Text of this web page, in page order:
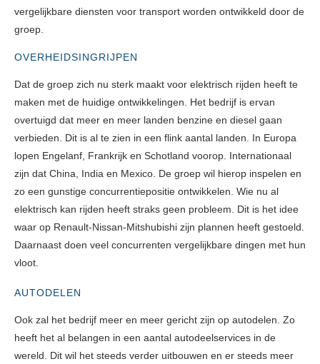
vergelijkbare diensten voor transport worden ontwikkeld door de
groep.
OVERHEIDSINGRIJPEN
Dat de groep zich nu sterk maakt voor elektrisch rijden heeft te
maken met de huidige ontwikkelingen. Het bedrijf is ervan
overtuigd dat meer en meer landen benzine en diesel gaan
verbieden. Dit is al te zien in een flink aantal landen. In Europa
lopen Engelanf, Frankrijk en Schotland voorop. Internationaal
zijn dat China, India en Mexico. De groep wil hierop inspelen en
zo een gunstige concurrentiepositie ontwikkelen. Wie nu al
elektrisch kan rijden heeft straks geen probleem. Dit is het idee
waar op Renault-Nissan-Mitshubishi zijn plannen heeft gestoeld.
Daarnaast doen veel concurrenten vergelijkbare dingen met hun
vloot.
AUTODELEN
Ook zal het bedrijf meer en meer gericht zijn op autodelen. Zo
heeft het al belangen in een aantal autodeelservices in de
wereld. Dit wil het steeds verder uitbouwen en er steeds meer